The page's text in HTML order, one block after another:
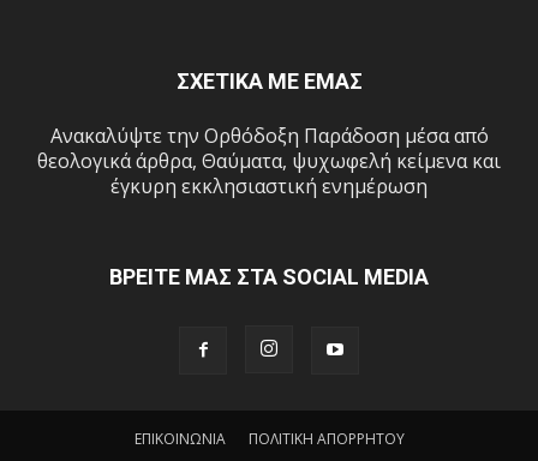
ΣΧΕΤΙΚΑ ΜΕ ΕΜΑΣ
Ανακαλύψτε την Ορθόδοξη Παράδοση μέσα από
θεολογικά άρθρα, Θαύματα, ψυχωφελή κείμενα και
έγκυρη εκκλησιαστική ενημέρωση
ΒΡΕΙΤΕ ΜΑΣ ΣΤΑ SOCIAL MEDIA
ΕΠΙΚΟΙΝΩΝΙΑ ΠΟΛΙΤΙΚΗ ΑΠΟΡΡΗΤΟΥ